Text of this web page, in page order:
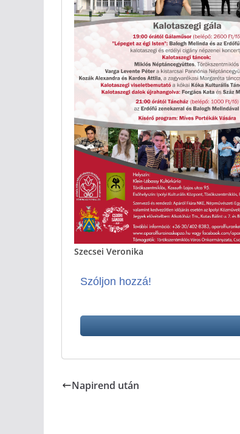
Szecsei Veronika
Szóljon hozzá!
Napirend után